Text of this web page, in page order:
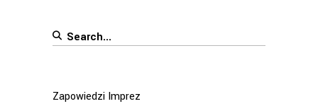
Search
Zapowiedzi Imprez